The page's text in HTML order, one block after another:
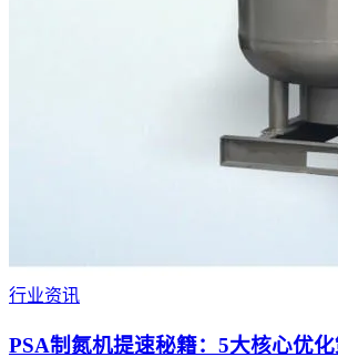
行业资讯
PSA制氮机提速秘籍：5大核心优